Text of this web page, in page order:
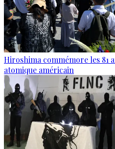
Hiroshima commémore les 81
atomique américain